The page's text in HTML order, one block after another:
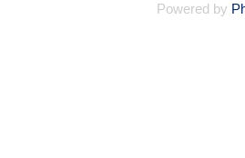
Powered by